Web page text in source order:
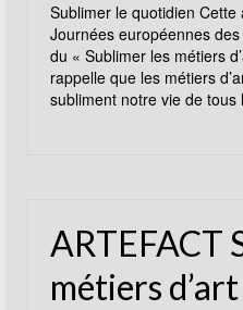
Sublimer le quotidien
Journées européennes
du « Sublimer les métiers
rappelle que les métiers
subliment notre vie de
ARTEFACT
métiers d’art